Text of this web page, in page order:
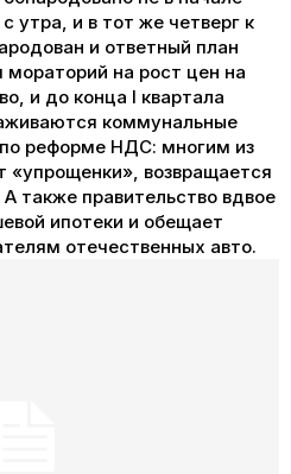
утра, и в тот же четверг к
и ответный план
мораторий на рост цен на
и до конца I квартала
коммунальные
реформе НДС: многим из
«упрощенки», возвращается
также правительство вдвое
ипотеки и обещает
отечественных авто.